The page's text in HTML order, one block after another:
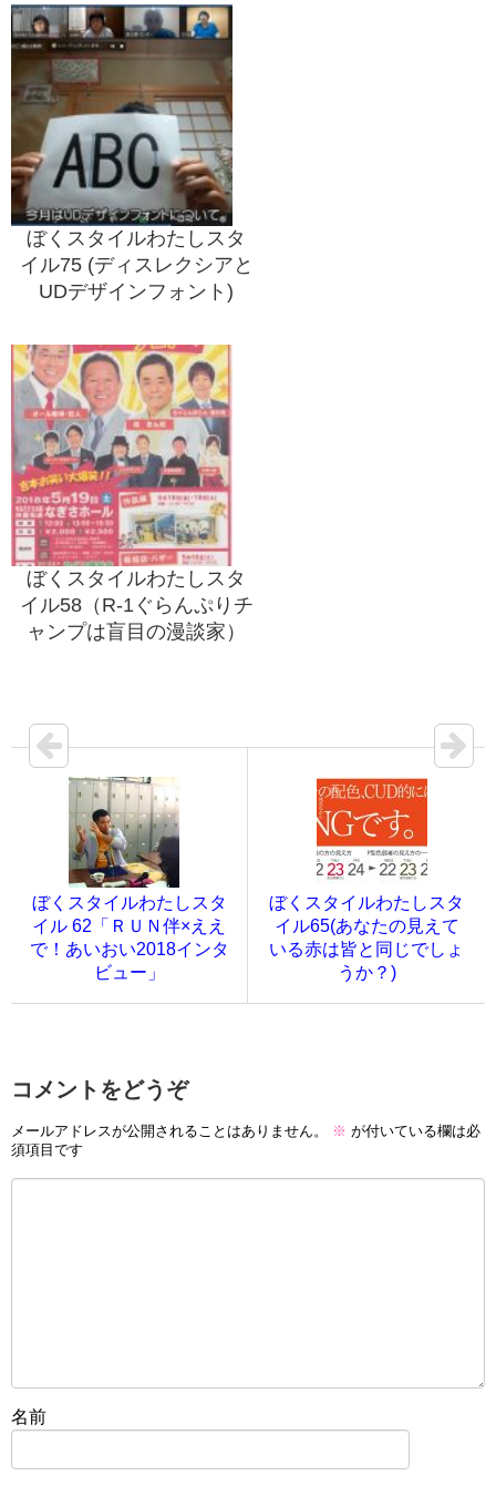
ぼくスタイルわたしスタ
イル75 (ディスレクシアと
UDデザインフォント)
ぼくスタイルわたしスタ
イル58（R-1ぐらんぷりチ
ャンプは盲目の漫談家）
ぼくスタイルわたしスタ
イル 62「ＲＵＮ伴×ええ
で！あいおい2018インタ
ビュー」
ぼくスタイルわたしスタ
イル65(あなたの見えて
いる赤は皆と同じでしょ
うか？)
コメントをどうぞ
メールアドレスが公開されることはありません。 ※ が付いている欄は必
須項目です
名前